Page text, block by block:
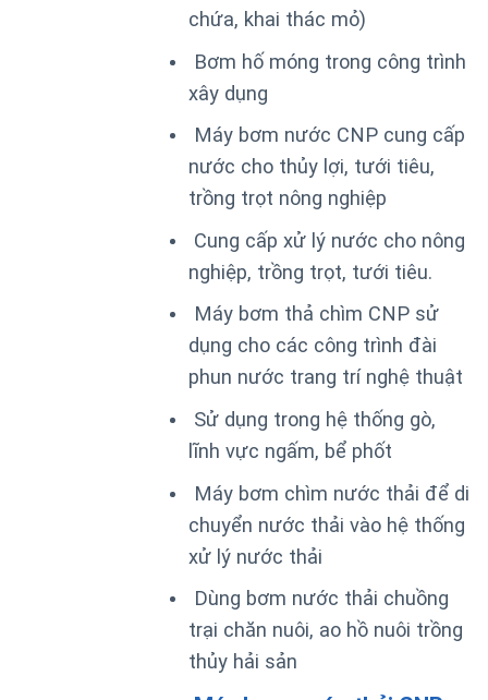
chứa, khai thác mỏ)
Bơm hố móng trong công trình
xây dụng
Máy bơm nước CNP cung cấp
nước cho thủy lợi, tưới tiêu,
trồng trọt nông nghiệp
Cung cấp xử lý nước cho nông
nghiệp, trồng trọt, tưới tiêu.
Máy bơm thả chìm CNP sử
dụng cho các công trình đài
phun nước trang trí nghệ thuật
Sử dụng trong hệ thống gò,
lĩnh vực ngấm, bể phốt
Máy bơm chìm nước thải để di
chuyển nước thải vào hệ thống
xử lý nước thải
Dùng bơm nước thải chuồng
trại chăn nuôi, ao hồ nuôi trồng
thủy hải sản